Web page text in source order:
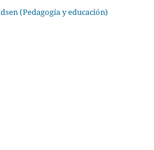
(Pedagogía y educación)